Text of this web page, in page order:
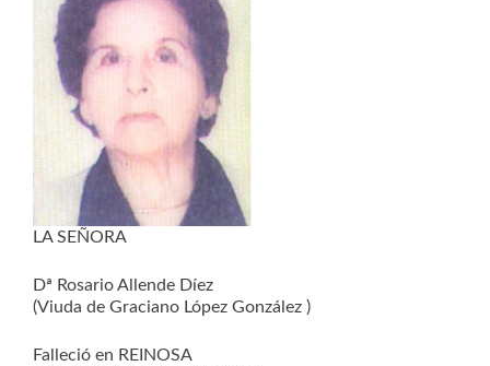
LA SEÑORA
Dª Rosario Allende Díez
(Viuda de Graciano López González )
Falleció en REINOSA